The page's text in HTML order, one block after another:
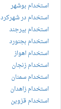
استخدام بوشهر
استخدام در شهرکرد
استخدام بیرجند
استخدام بجنورد
استخدام اهواز
استخدام زنجان
استخدام سمنان
استخدام زاهدان
استخدام قزوین